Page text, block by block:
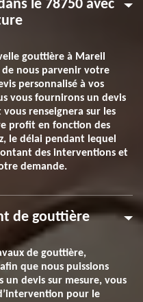
le 78750 avec
gouttière à Mareil
de nous parvenir votre
personnalisé à vos
vous fournirons un devis
renseignera sur les
profit en fonction des
le délai pendant lequel
des interventions et
demande.
de gouttière
de gouttière,
que nous puissions
devis sur mesure, vous
pour le